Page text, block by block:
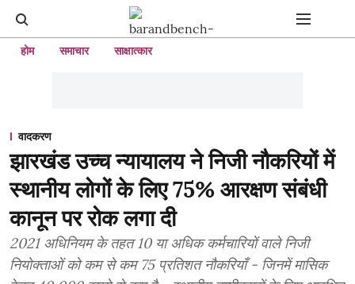
होम समाचार साक्षात्कार
वादकरण
झारखंड उच्च न्यायालय ने निजी नौकरियों में
स्थानीय लोगों के लिए 75% आरक्षण संबंधी
कानून पर रोक लगा दी
2021 अधिनियम के तहत 10 या अधिक कर्मचारियों वाले निजी
नियोक्ताओं को कम से कम 75 प्रतिशत नौकरियाँ - जिनमें मासिक